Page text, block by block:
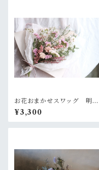
お花おまかせスワッグ 明る
いピンク系
¥3,300